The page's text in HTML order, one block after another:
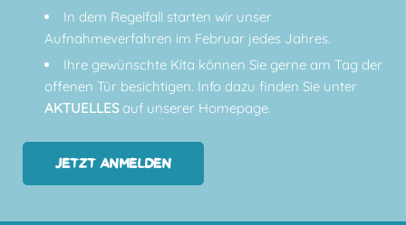
In dem Regelfall starten wir unser
Aufnahmeverfahren im Februar jedes Jahres.
Ihre gewünschte Kita können Sie gerne am Tag der
offenen Tür besichtigen. Info dazu finden Sie unter
AKTUELLESauf unserer Homepage.
JETZT ANMELDEN